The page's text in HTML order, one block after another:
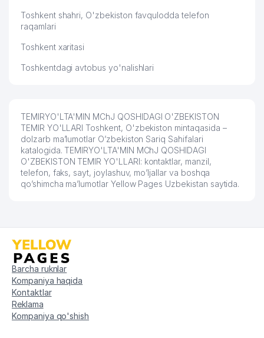
Toshkent shahri, O'zbekiston favqulodda telefon
raqamlari
Toshkent xaritasi
Toshkentdagi avtobus yo'nalishlari
TEMIRYO'LTA'MIN MChJ QOSHIDAGI O'ZBEKISTON
TEMIR YO'LLARI Toshkent, O'zbekiston mintaqasida –
dolzarb ma’lumotlar O’zbekiston Sariq Sahifalari
katalogida. TEMIRYO'LTA'MIN MChJ QOSHIDAGI
O'ZBEKISTON TEMIR YO'LLARI: kontaktlar, manzil,
telefon, faks, sayt, joylashuv, mo’ljallar va boshqa
qo’shimcha ma’lumotlar Yellow Pages Uzbekistan saytida.
Barcha ruknlar
Kompaniya haqida
Kontaktlar
Reklama
Kompaniya qo'shish